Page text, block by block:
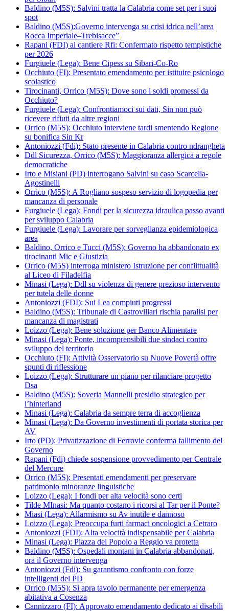
Baldino (M5S): Salvini tratta la Calabria come set per i suoi
spot
Baldino (M5S):Governo intervenga su crisi idrica nell’area
Rocca Imperiale–Trebisacce”
Rapani (FDI) al cantiere Rfi: Confermato rispetto tempistiche
per 2026
Furgiuele (Lega): Bene Cipess su Sibari-Co-Ro
Occhiuto (FI): Presentato emendamento per istituire psicologo
scolastico
Tirocinanti, Orrico (M5S): Dove sono i soldi promessi da
Occhiuto?
Furgiuele (Lega): Confrontiamoci sui dati, Sin non può
ricevere rifiuti da altre regioni
Orrico (M5S): Occhiuto interviene tardi smentendo Regione
su bonifica Sin Kr
Antoniozzi (Fdi): Stato presente in Calabria contro ndrangheta
Ddl Sicurezza, Orrico (M5S): Maggioranza allergica a regole
democratiche
Irto e Misiani (PD) interrogano Salvini su caso Scarcella-
Agostinelli
Orrico (M5S): A Rogliano sospeso servizio di logopedia per
mancanza di personale
Furgiuele (Lega): Fondi per la sicurezza idraulica passo avanti
per sviluppo Calabria
Furgiuele (Lega): Lavorare per sorveglianza epidemiologica
area
Baldino, Orrico e Tucci (M5S): Governo ha abbandonato ex
tirocinanti Mic e Giustizia
Orrico (M5S) interroga ministero Istruzione per conflittualità
al Liceo di Filadelfia
Minasi (Lega): Ddl su violenza di genere prezioso intervento
per tutela delle donne
Antoniozzi (FDI): Sui Lea compiuti progressi
Baldino (M5S): Tribunale di Castrovillari rischia paralisi per
mancanza di magistrati
Loizzo (Lega): Bene soluzione per Banco Alimentare
Minasi (Lega): Ponte, incomprensibili due sindaci contro
sviluppo del territorio
Occhiuto (FI): Attività Osservatorio su Nuove Povertà offre
spunti di riflessione
Loizzo (Lega): Strutturare un piano per rilanciare progetto
Dsa
Baldino (M5S): Soveria Mannelli presidio strategico per
l’hinterland
Minasi (Lega): Calabria da sempre terra di accoglienza
Minasi (Lega): Da Governo investimenti di portata storica per
AV
Irto (PD): Privatizzazione di Ferrovie conferma fallimento del
Governo
Rapani (Fdi) chiede sospensione provvedimento per Centrale
del Mercure
Orrico (M5S): Presentati emendamenti per preservare
patrimonio minoranze linguistiche
Loizzo (Lega): I fondi per alta velocità sono certi
Tilde MInasi: Ma quanto costano i ricorsi al Tar per il Ponte?
Miasi (Lega): Allarmismo su Av inutile e dannoso
Loizzo (Lega): Preoccupa furti farmaci oncologici a Cetraro
Antoniozzi (FDI): Alta velocità indispensabile per Calabria
Minasi (Lega): Piazza del Popolo a Reggio va protetta
Baldino (M5S): Ospedali montani in Calabria abbandonati,
ora il Governo intervenga
Antoniozzi (Fdi): Su garantismo confronto con forze
intelligenti del PD
Orrico (M5S): Si apra tavolo permanente per emergenza
abitativa a Cosenza
Cannizzaro (FI): Approvato emendamento dedicato ai disabili